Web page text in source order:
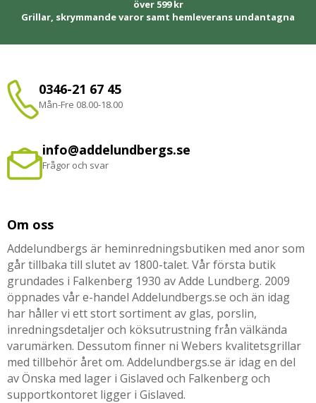
över 599 kr
Grillar, skrymmande varor samt hemleverans undantagna
0346-21 67 45
Mån-Fre 08.00-18.00
info@addelundbergs.se
Frågor och svar
Om oss
Addelundbergs är heminredningsbutiken med anor som
går tillbaka till slutet av 1800-talet. Vår första butik
grundades i Falkenberg 1930 av Adde Lundberg. 2009
öppnades vår e-handel Addelundbergs.se och än idag
har håller vi ett stort sortiment av glas, porslin,
inredningsdetaljer och köksutrustning från välkända
varumärken. Dessutom finner ni Webers kvalitetsgrillar
med tillbehör året om. Addelundbergs.se är idag en del
av Önska med lager i Gislaved och Falkenberg och
supportkontoret ligger i Gislaved.